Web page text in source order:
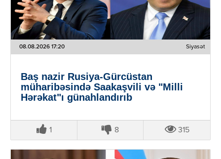
08.08.2026 17:20 Siyasət
Baş nazir Rusiya-Gürcüstan
müharibəsində Saakaşvili və "Milli
Hərəkat"ı günahlandırıb
1 8 315